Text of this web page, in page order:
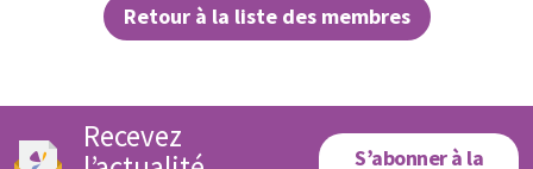
Retour à la liste des membres
Recevez
S’abonner à la